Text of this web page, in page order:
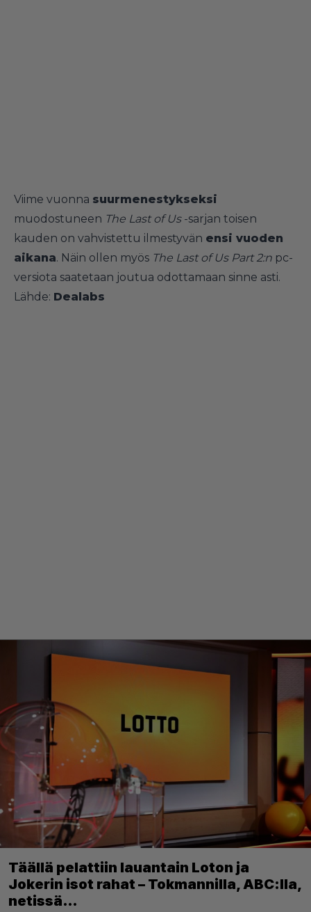
Viime vuonna suurmenestykseksi
muodostuneen The Last of Us-sarjan toisen
kauden on vahvistettu ilmestyvän ensi vuoden
aikana. Näin ollen myös The Last of Us Part 2:n pc-
versiota saatetaan joutua odottamaan sinne asti.
Lähde: Dealabs
Täällä pelattiin lauantain Loton ja
Jokerin isot rahat – Tokmannilla, ABC:lla,
netissä…